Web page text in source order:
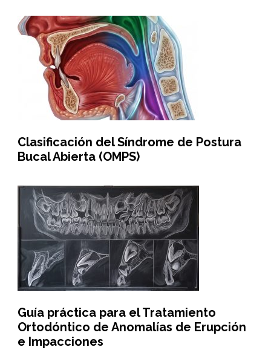
Clasificación del Síndrome de Postura
Bucal Abierta (OMPS)
Guía práctica para el Tratamiento
Ortodóntico de Anomalías de Erupción
e Impacciones